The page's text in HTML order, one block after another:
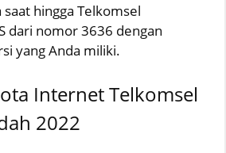
hingga Telkomsel
dari nomor 3636 dengan
yang Anda miliki.
Internet Telkomsel
2022